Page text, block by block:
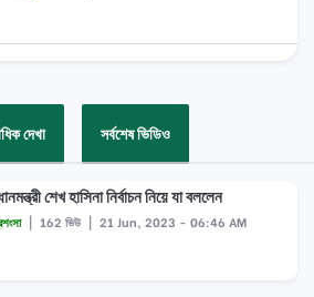
দেখা সর্বশেষ ভিডিও
শেখ হাসিনা নির্বাচন নিয়ে যা বললেন
| 162 ভিউ | 21 Jun, 2023 - 06:46 AM